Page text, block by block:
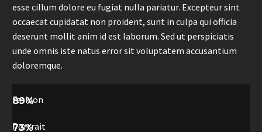
esse cillum dolore eu fugiat nulla pariatur. Excepteur sint
occaecat cupidatat non proident, sunt in culpa qui officia
deserunt mollit anim id est laborum. Sed ut perspiciatis
unde omnis iste natus error sit voluptatem accusantium
doloremque.
Fashion
89%
Portrait
73%